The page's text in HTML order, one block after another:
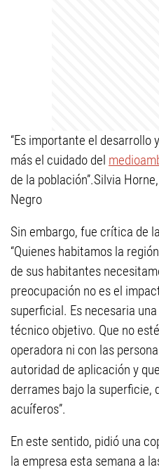
“Es importante el desarrollo
más el cuidado del
de la población”.Silvia
Negro
Sin embargo, fue crítica de
“Quienes habitamos la
de sus habitantes
preocupación no es el
superficial. Es necesaria
técnico objetivo. Que no
operadora ni con las
autoridad de aplicación y
derrames bajo la superficie,
acuíferos”.
En este sentido, pidió una
la empresa esta semana a